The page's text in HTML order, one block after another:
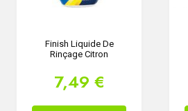
Finish Liquide De
Rinçage Citron
7,49 €